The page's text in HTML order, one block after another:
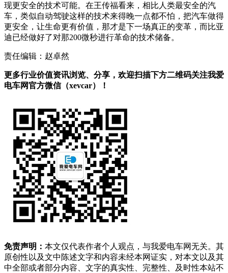
现更安全的技术可能。在王传福看来，相比人类最安全的汽
车，类似自动驾驶这样的技术来得晚一点都不怕，把汽车做得
更安全，让生命更有价值，那才是下一场真正的变革，而比亚
迪已经做好了对那200微秒进行革命的技术储备。
责任编辑：赵卓然
更多行业价值资讯浏览、分享，欢迎扫描下方二维码关注我爱
电车网官方微信（xevcar）！
免责声明： 本文仅代表作者个人观点，与我爱电车网无关。其
原创性以及文中陈述文字和内容未经本网证实，对本文以及其
中全部或者部分内容、文字的真实性、完整性、及时性本站不